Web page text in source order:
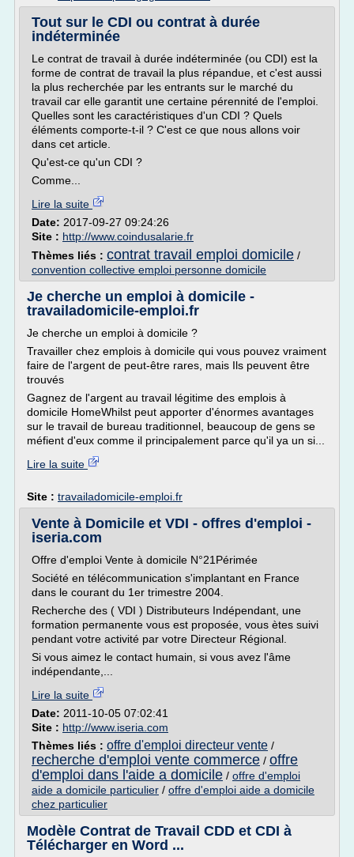
Tout sur le CDI ou contrat à durée
indéterminée
Le contrat de travail à durée indéterminée (ou CDI) est la
forme de contrat de travail la plus répandue, et c'est aussi
la plus recherchée par les entrants sur le marché du
travail car elle garantit une certaine pérennité de l'emploi.
Quelles sont les caractéristiques d'un CDI ? Quels
éléments comporte-t-il ? C'est ce que nous allons voir
dans cet article.
Qu'est-ce qu'un CDI ?
Comme...
Lire la suite
Date: 2017-09-27 09:24:26
Site : http://www.coindusalarie.fr
Thèmes liés : contrat travail emploi domicile /
convention collective emploi personne domicile
Je cherche un emploi à domicile -
travailadomicile-emploi.fr
Je cherche un emploi à domicile ?
Travailler chez emplois à domicile qui vous pouvez vraiment
faire de l'argent de peut-être rares, mais Ils peuvent être
trouvés
Gagnez de l'argent au travail légitime des emplois à
domicile HomeWhilst peut apporter d'énormes avantages
sur le travail de bureau traditionnel, beaucoup de gens se
méfient d'eux comme il principalement parce qu'il ya un si...
Lire la suite
Site : travailadomicile-emploi.fr
Vente à Domicile et VDI - offres d'emploi -
iseria.com
Offre d'emploi Vente à domicile N°21Périmée
Société en télécommunication s'implantant en France
dans le courant du 1er trimestre 2004.
Recherche des ( VDI ) Distributeurs Indépendant, une
formation permanente vous est proposée, vous ètes suivi
pendant votre activité par votre Directeur Régional.
Si vous aimez le contact humain, si vous avez l'âme
indépendante,...
Lire la suite
Date: 2011-10-05 07:02:41
Site : http://www.iseria.com
Thèmes liés : offre d'emploi directeur vente /
recherche d'emploi vente commerce / offre
d'emploi dans l'aide a domicile / offre d'emploi
aide a domicile particulier / offre d'emploi aide a domicile
chez particulier
Modèle Contrat de Travail CDD et CDI à
Télécharger en Word ...